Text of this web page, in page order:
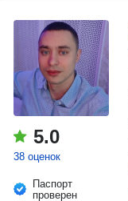
5.0
38 оценок
Паспорт
проверен